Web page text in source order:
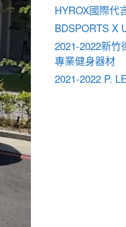
HYROX國際代
BDSPORTS X
2021-2022新
專業健身器材
2021-2022 P.